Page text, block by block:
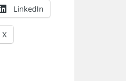
LinkedIn
X